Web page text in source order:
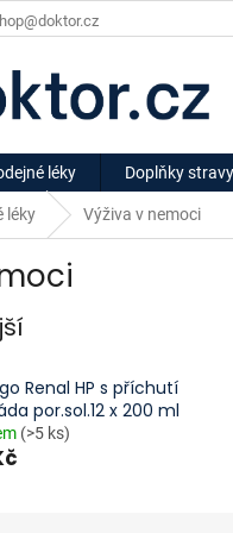
léky Doplňky stravy
léky Výživa v nemoci
Renal HP s příchutí
por.sol.12 x 200 ml
(>5 ks)